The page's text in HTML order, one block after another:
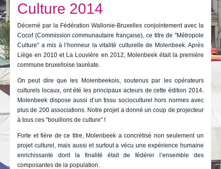
Publications
Actualités
E-guichet / Prendre RDV
Actualités
Culture 2014
Décerné par la Fédération Wallonie-Bruxelles conjointement avec la
Cocof (Commission communautaire française), ce titre de "Métropole
Culture" a mis à l’honneur la vitalité culturelle de Molenbeek. Après
Liège en 2010 et La Louvière en 2012, Molenbeek était la première
commune bruxelloise lauréate.
On peut dire que les Molenbeekois, soutenus par les opérateurs
culturels locaux, ont été les principaux acteurs de cette édition 2014.
Molenbeek dispose aussi d’un tissu socioculturel hors normes avec
plus de 200 associations. Notre projet a donné un coup de projecteur
à tous ces "bouillons de culture" !
Forte et fière de ce titre, Molenbeek a concrétisé non seulement un
projet culturel, mais aussi et surtout a vécu une expérience humaine
enrichissante dont la finalité était de fédérer l’ensemble des
composantes de la population.